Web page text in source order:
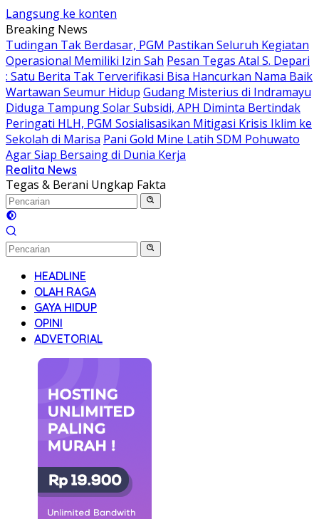
Langsung ke konten
Breaking News
Tudingan Tak Berdasar, PGM Pastikan Seluruh Kegiatan
Operasional Memiliki Izin Sah Pesan Tegas Atal S. Depari
: Satu Berita Tak Terverifikasi Bisa Hancurkan Nama Baik
Wartawan Seumur Hidup Gudang Misterius di Indramayu
Diduga Tampung Solar Subsidi, APH Diminta Bertindak
Peringati HLH, PGM Sosialisasikan Mitigasi Krisis Iklim ke
Sekolah di Marisa Pani Gold Mine Latih SDM Pohuwato
Agar Siap Bersaing di Dunia Kerja
Realita News
Tegas & Berani Ungkap Fakta
HEADLINE
OLAH RAGA
GAYA HIDUP
OPINI
ADVETORIAL